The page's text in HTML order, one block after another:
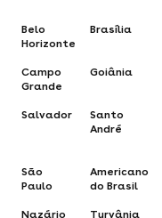
Belo
Horizonte
Brasília
Campo
Grande
Goiânia
Salvador
Santo
André
São
Paulo
Americano
do Brasil
Nazário
Turvânia